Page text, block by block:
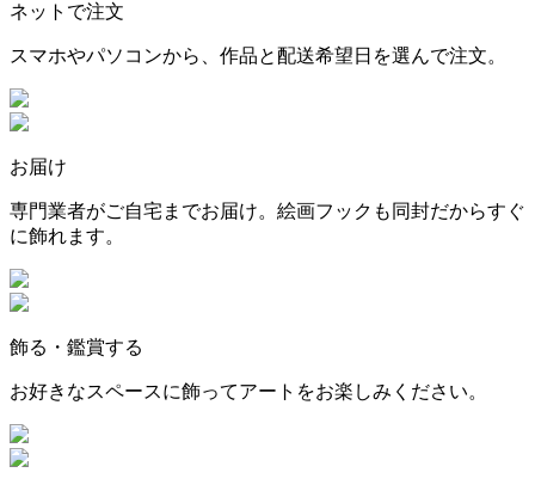
ネットで注文
スマホやパソコンから、作品と配送希望日を選んで注文。
お届け
専門業者がご自宅までお届け。絵画フックも同封だからすぐ
に飾れます。
飾る・鑑賞する
お好きなスペースに飾ってアートをお楽しみください。